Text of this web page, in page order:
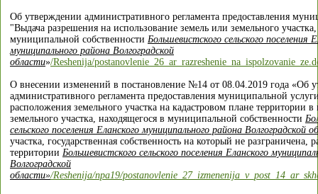
Об утверждении административного регламента предоставления
"Выдача разрешения на использование земель или земельного
муниципальной собственности Большевистского сельского поселения
муниципального района Волгоградской
области»/Reshenija/
О внесении изменений в постановление №14 от 08.04.2019 года «Об
административного регламента предоставления муниципальной
расположения земельного участка на кадастровом плане территории в
земельного участка, находящегося в муниципальной собственности
сельского поселения Еланского муниципального района Волгоградской
участка, государственная собственность на который не разграничена,
территории Большевистского сельского поселения Еланского
Волгоградской
области»/Reshenija/npa19/